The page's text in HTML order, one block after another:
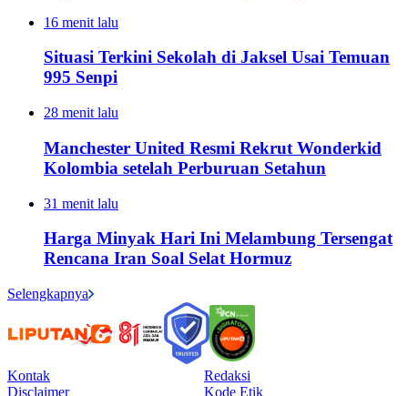
16 menit lalu
Situasi Terkini Sekolah di Jaksel Usai Temuan
995 Senpi
28 menit lalu
Manchester United Resmi Rekrut Wonderkid
Kolombia setelah Perburuan Setahun
31 menit lalu
Harga Minyak Hari Ini Melambung Tersengat
Rencana Iran Soal Selat Hormuz
Selengkapnya
Kontak
Redaksi
Disclaimer
Kode Etik